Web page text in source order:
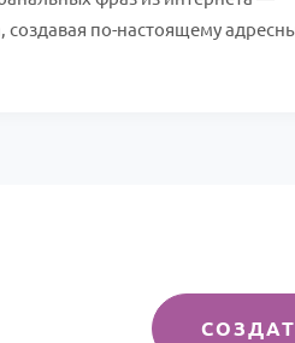
создавая по-настоящему